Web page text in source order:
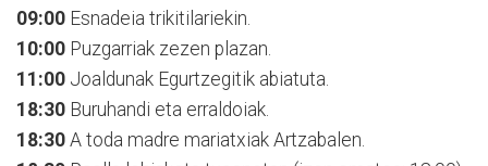
09:00 Esnadeia trikitilariekin.
10:00 Puzgarriak zezen plazan.
11:00 Joaldunak Egurtzegitik abiatuta.
18:30 Buruhandi eta erraldoiak.
18:30 A toda madre mariatxiak Artzabalen.